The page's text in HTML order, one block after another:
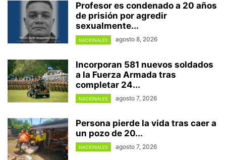
Profesor es condenado a 20 años
de prisión por agredir
sexualmente...
NACIONALES agosto 8, 2026
Incorporan 581 nuevos soldados
a la Fuerza Armada tras
completar 24...
NACIONALES agosto 7, 2026
Persona pierde la vida tras caer a
un pozo de 20...
NACIONALES agosto 7, 2026